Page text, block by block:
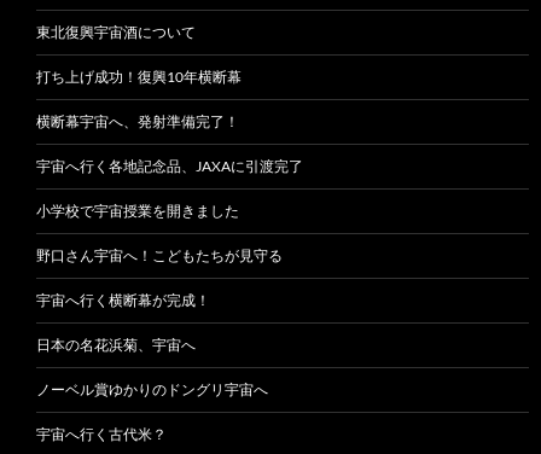
東北復興宇宙酒について
打ち上げ成功！復興10年横断幕
横断幕宇宙へ、発射準備完了！
宇宙へ行く各地記念品、JAXAに引渡完了
小学校で宇宙授業を開きました
野口さん宇宙へ！こどもたちが見守る
宇宙へ行く横断幕が完成！
日本の名花浜菊、宇宙へ
ノーベル賞ゆかりのドングリ宇宙へ
宇宙へ行く古代米？